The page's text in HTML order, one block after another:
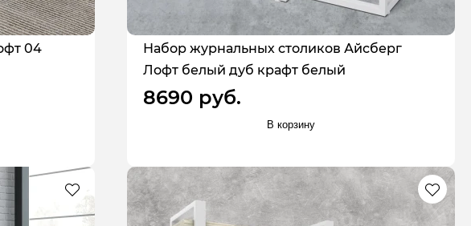
04
Набор журнальных столиков Айсберг
Лофт белый дуб крафт белый
8690 руб.
В корзину